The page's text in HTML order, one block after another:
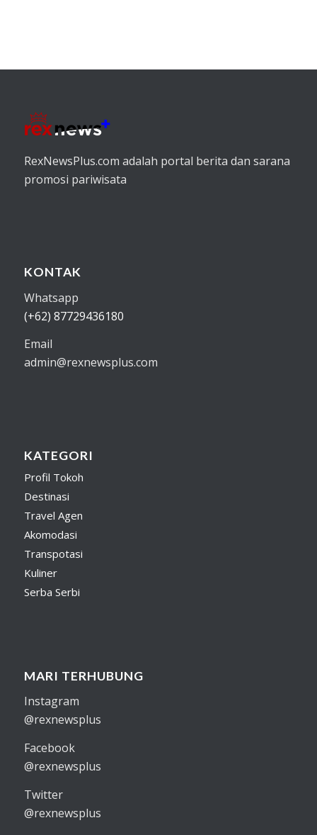
RexNewsPlus.com adalah portal berita dan sarana
promosi pariwisata
KONTAK
Whatsapp
(+62) 87729436180
Email
admin@rexnewsplus.com
KATEGORI
Profil Tokoh
Destinasi
Travel Agen
Akomodasi
Transpotasi
Kuliner
Serba Serbi
MARI TERHUBUNG
Instagram
@rexnewsplus
Facebook
@rexnewsplus
Twitter
@rexnewsplus